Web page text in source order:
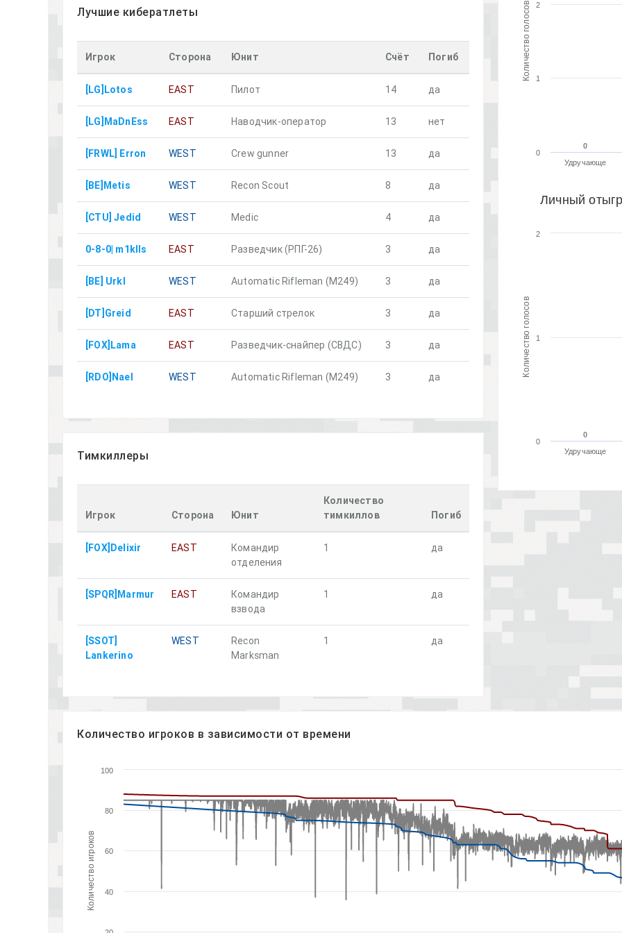
Количество голосов
0
0
Удручающе
0
1
2
Количество голосов
Личный
0
0
Удручающе
0
1
2
Лучшие кибератлеты
Игрок Сторона Юнит Счёт Погиб
[LG]Lotos EAST Пилот 14 да
[LG]MaDnEss EAST Наводчик-оператор 13 нет
[FRWL] Erron WEST Crew gunner 13 да
[BE]Metis WEST Recon Scout 8 да
[CTU] Jedid WEST Medic 4 да
0-8-0| m1klls EAST Разведчик (РПГ-26) 3 да
[BE] Urkl WEST Automatic Rifleman (M249) 3 да
[DT]Greid EAST Старший стрелок 3 да
[FOX]Lama EAST Разведчик-снайпер (СВДС) 3 да
[RDO]Nael WEST Automatic Rifleman (M249) 3 да
Тимкиллеры
Игрок Сторона Юнит
Количество
тимкиллов
Погиб
[FOX]Delixir EAST
Командир
отделения
1 да
[SPQR]Marmur EAST
Командир
взвода
1 да
[SSOT]
Lankerino
WEST
Recon
Marksman
1 да
Количество игроков в зависимости от времени
Количество игроков 40
60
80
100